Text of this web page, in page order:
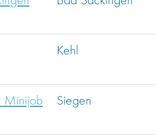
Kehl
Minijob Siegen